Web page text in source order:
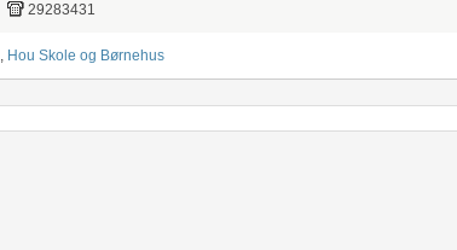
29283431
, Hou Skole og Børnehus